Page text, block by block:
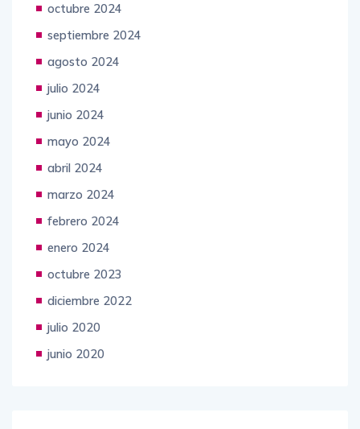
octubre 2024
septiembre 2024
agosto 2024
julio 2024
junio 2024
mayo 2024
abril 2024
marzo 2024
febrero 2024
enero 2024
octubre 2023
diciembre 2022
julio 2020
junio 2020